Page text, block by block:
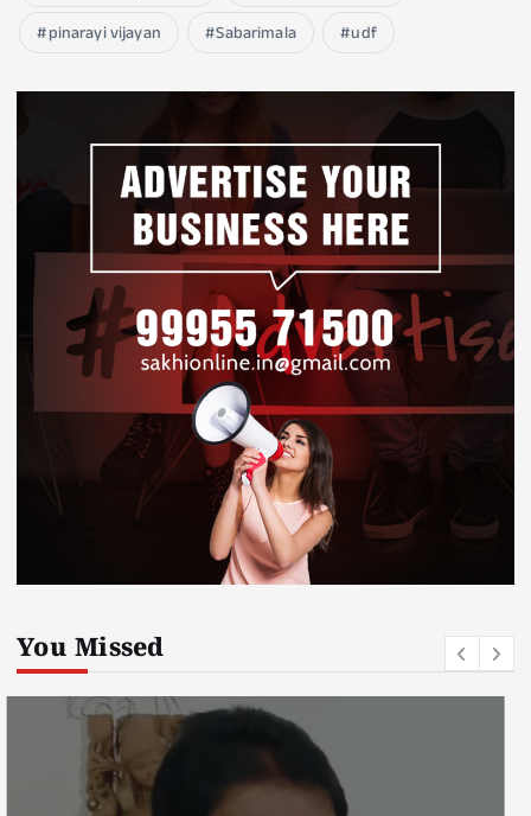
pinarayi vijayan
Sabarimala udf
You Missed